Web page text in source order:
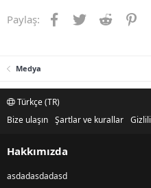
Paylaş: Facebook
TwitterReddit
Medya
Türkçe (TR)
Bize ulaşın Şartlar ve kurallar
Hakkımızda
asdadasdadasd